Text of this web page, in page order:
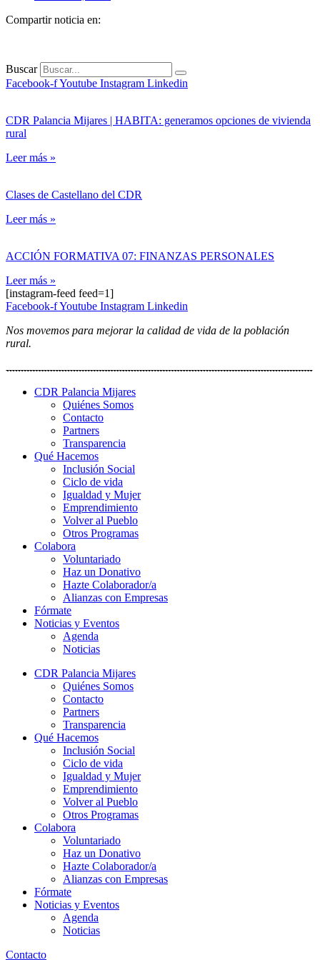
Compartir noticia en:
Buscar
Facebook-fYoutube Instagram Linkedin
CDR Palancia Mijares | HABITA: generamos opciones de vivienda
rural
Leer más »
Clases de Castellano del CDR
Leer más »
ACCIÓN FORMATIVA 07: FINANZAS PERSONALES
Leer más »
[instagram-feed feed=1]
Facebook-fYoutube Instagram Linkedin
Nos movemos para mejorar la calidad de vida de la población
rural.
CDR Palancia Mijares
Quiénes Somos
Contacto
Partners
Transparencia
Qué Hacemos
Inclusión Social
Ciclo de vida
Igualdad y Mujer
Emprendimiento
Volver al Pueblo
Otros Programas
Colabora
Voluntariado
Haz un Donativo
Hazte Colaborador/a
Alianzas con Empresas
Fórmate
Noticias y Eventos
Agenda
Noticias
CDR Palancia Mijares
Quiénes Somos
Contacto
Partners
Transparencia
Qué Hacemos
Inclusión Social
Ciclo de vida
Igualdad y Mujer
Emprendimiento
Volver al Pueblo
Otros Programas
Colabora
Voluntariado
Haz un Donativo
Hazte Colaborador/a
Alianzas con Empresas
Fórmate
Noticias y Eventos
Agenda
Noticias
Contacto